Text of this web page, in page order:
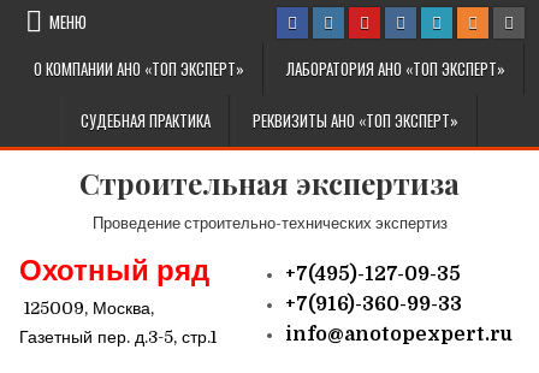
Перейти к содержимому
МЕНЮ
О КОМПАНИИ АНО «ТОП ЭКСПЕРТ»
ЛАБОРАТОРИЯ АНО «ТОП ЭКСПЕРТ»
СУДЕБНАЯ ПРАКТИКА РЕКВИЗИТЫ АНО «ТОП ЭКСПЕРТ»
Строительная экспертиза
Проведение строительно-технических экспертиз
Охотный ряд
125009, Москва,
Газетный пер. д.3-5, стр.1
+7(495)-127-09-35
+7(916)-360-99-33
info@anotopexpert.ru